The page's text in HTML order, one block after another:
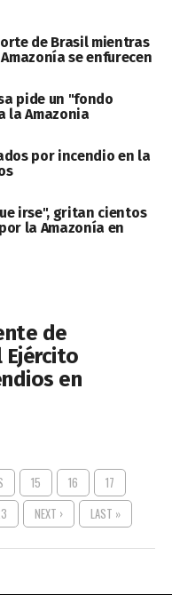
de Brasil mientras
se enfurecen
pide un "fondo
la Amazonia
por incendio en la
irse", gritan cientos
la Amazonía en
de
Ejército
en
15 16
17
NEXT › LAST »